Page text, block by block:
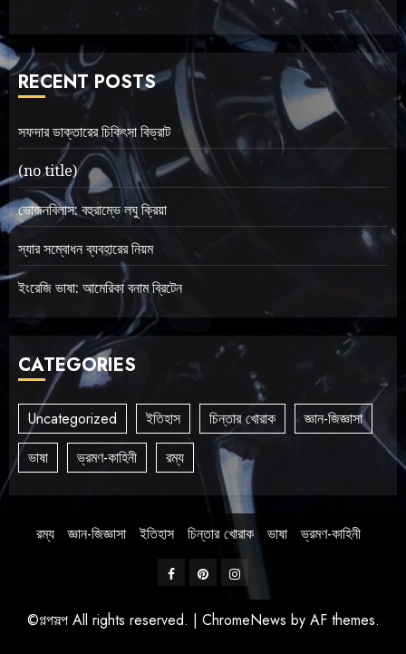
RECENT POSTS
সফদার ডাক্তারের চিকিৎসা বিভ্রাট
(no title)
ভোজনবিলাস: বহুরাম্ভে লঘু ক্রিয়া
স্যার সম্বোধন ব্যবহারের নিয়ম
ইংরেজি ভাষা: আমেরিকা বনাম ব্রিটেন
CATEGORIES
Uncategorized ইতিহাস চিন্তার খোরাক
জ্ঞান-জিজ্ঞাসা
ভাষা
ভ্রমণ-কাহিনী রম্য
রম্য জ্ঞান-জিজ্ঞাসা ইতিহাস চিন্তার খোরাক ভাষা ভ্রমণ-কাহিনী
©গল্পসল্প All rights reserved. | ChromeNews by AF themes.